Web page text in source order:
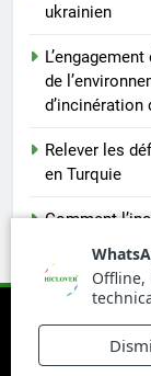
ukrainien
de
d’incinération
Relever les
en Turquie
Comment
pratiques
Newsmatic -